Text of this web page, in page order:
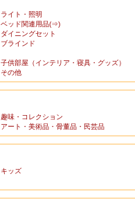
ライト・照明
ベッド関連用品(⇒)
ダイニングセット
ブラインド
子供部屋（インテリア・寝具・グッズ）
その他
趣味・コレクション
アート・美術品・骨董品・民芸品
キッズ